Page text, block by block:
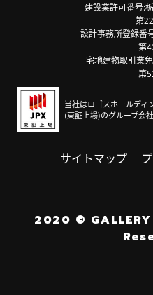
建設業許可番号:
第
設計事務所登録番
第
宅地建物取引業
第
当社はロゴスホールディ
(東証上場)のグループ会
サイトマップ
2020 ©